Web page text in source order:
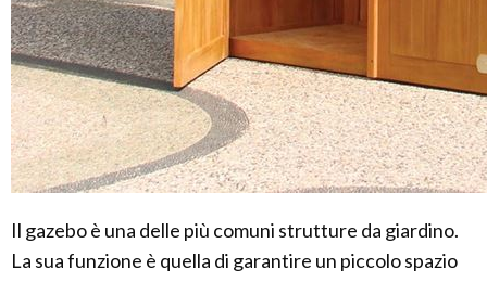
Il gazebo è una delle più comuni strutture da giardino.
La sua funzione è quella di garantire un piccolo spazio